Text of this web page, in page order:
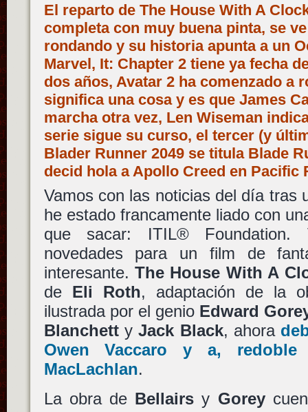
El reparto de The House With A
completa con muy buena pinta, se
rondando y su historia apunta a un
Marvel, It: Chapter 2 tiene ya fecha
dos años, Avatar 2 ha comenzado a
significa una cosa y es que James
marcha otra vez, Len Wiseman
serie sigue su curso, el tercer (y
Blader Runner 2049 se titula Blade
decid hola a Apollo Creed en
Vamos con las noticias del día tras
he estado francamente liado con
que sacar: ITIL®
novedades para un film de
interesante. The House With A
de Eli Roth, adaptación de la
ilustrada por el genio Edward
BlanchettyJack Black, ahora
Owen Vaccaro y a, redoble
MacLachlan.
La obra de Bellairs y Gorey